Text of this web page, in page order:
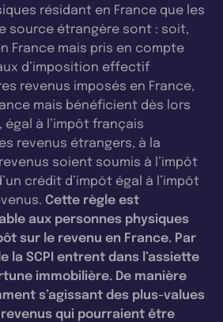
résidant en France que les
source étrangère sont : soit,
France mais pris en compte
d’imposition effectif
revenus imposés en France,
mais bénéficient dès lors
égal à l’impôt français
revenus étrangers, à la
soient soumis à l’impôt
crédit d’impôt égal à l’impôt
Cette règle est
aux personnes physiques
sur le revenu en France. Par
la SCPI entrent dans l’assiette
immobilière. De manière
s’agissant des plus-values
qui pourraient être